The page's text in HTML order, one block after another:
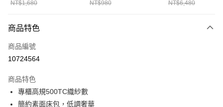
台灣樂天信用卡公司
聯邦商業銀行
玉山商業銀行
台灣樂天信用卡公司
【關於「AFTEE先享後付」】
AFTEE先享後付是「在收到商品之後才付款」的支付方式。 讓您購物簡單
便利好安心！
１．簡單：不需註冊會員、不需綁卡、不需儲值。
２．便利：只要手機號碼，簡訊認證，即可結帳。
【「AFTEE先享後付」結帳流程】
１．於結帳方式選擇「AFTEE先享後付」後，將跳轉至「AFTEE先享後付」
結帳頁面，進行簡訊認證並確認金額後，即可完成結帳。
ATM付款
運送方式
NT$1,680 NT$980 NT$6,480
商品特色
商品編號
10724564
商品特色
專櫃高規500TC織紗數
簡約素面床包，低調奢華